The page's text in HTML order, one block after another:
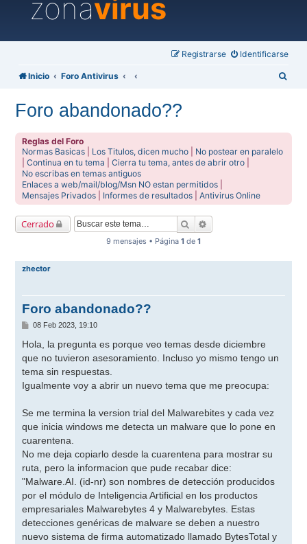
zonavirus
Identificarse
Registrarse
Inicio Foro Antivirus
Foro abandonado??
Reglas del Foro
Normas Basicas
Los Titulos, dicen mucho
No postear en paralelo
|Continua en tu tema |Cierra tu tema, antes de abrir otro
No escribas en temas antiguos
Enlaces a web/mail/blog/Msn NO estan permitidos
Mensajes Privados
Informes de resultados |Antivirus Online
Cerrado Buscar
9 mensajes • Página 1 de 1
zhector
Foro abandonado??
M
n
a
j
e
08 Feb 2023, 19:10
Hola, la pregunta es porque veo temas desde diciembre
que no tuvieron asesoramiento. Incluso yo mismo tengo un
tema sin respuestas.
Igualmente voy a abrir un nuevo tema que me preocupa:
Se me termina la version trial del Malwarebites y cada vez
que inicia windows me detecta un malware que lo pone en
cuarentena.
No me deja copiarlo desde la cuarentena para mostrar su
ruta, pero la informacion que pude recabar dice:
"Malware.AI. (id-nr) son nombres de detección producidos
por el módulo de Inteligencia Artificial en los productos
empresariales Malwarebytes 4 y Malwarebytes. Estas
detecciones genéricas de malware se deben a nuestro
nuevo sistema de firma automatizado llamado BytesTotal y